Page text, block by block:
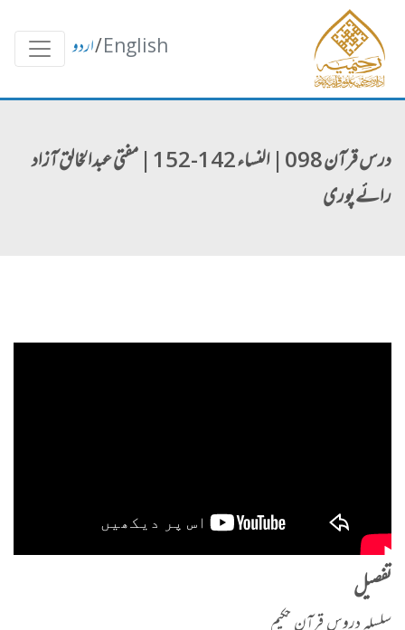
English
/اردو
درس قرآن 098 | النساء 142-152 | مفتی عبدالخالق آزاد
رائے پوری
تفصیل